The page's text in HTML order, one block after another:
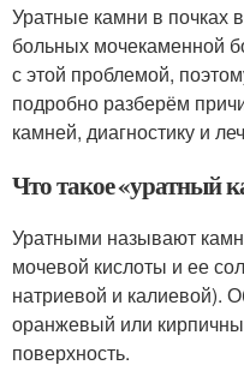
Уратные камни в почках
больных мочекаменной
с этой проблемой,
подробно разберём
камней, диагностику и
Что такое «уратный
Уратными называют
мочевой кислоты и ее
натриевой и калиевой).
оранжевый или
поверхность.